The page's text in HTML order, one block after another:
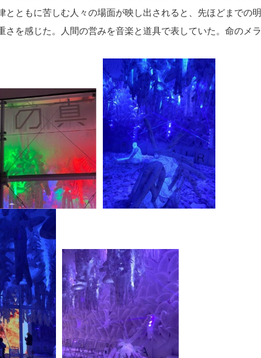
ともに苦しむ人々の場面が映し出されると、先ほどまでの
を感じた。
人間の営みを音楽と道具で表していた。 命のメ